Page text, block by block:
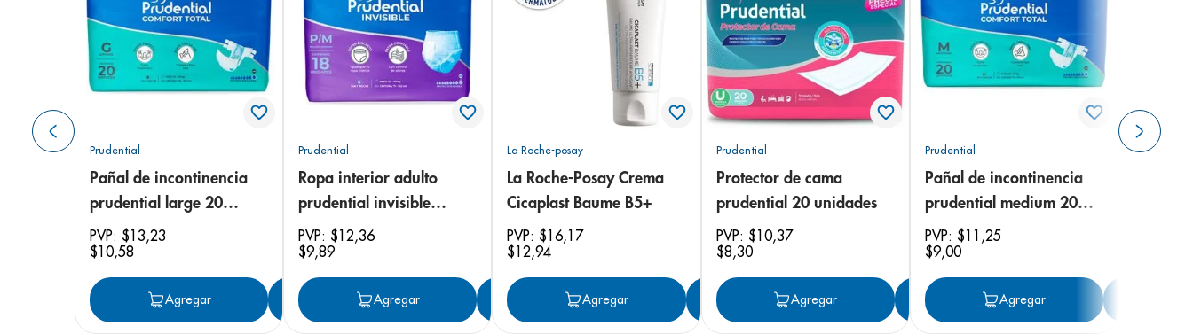
Prudential
Pañal de incontinencia
prudential large 20
unidades
PVP: $13,23
$10,58
Agregar Agregar
Prudential
Ropa interior adulto
prudential invisible
small/medium 18
unidades
PVP:$12,36
$9,89
Agregar Agregar
La Roche-posay
La Roche-Posay Crema
Cicaplast Baume B5+
PVP:$16,17
$12,94
Agregar Agregar
Prudential
Protector de cama
prudential 20 unidades
PVP:$10,37
$8,30
Agregar Agregar
Prudential
Pañal de incontinencia
prudential medium 20
unidades
PVP:$11,25
$9,00
Agregar